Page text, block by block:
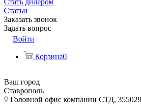
Стать дилером
Статьи
Заказать звонок
Задать вопрос
Войти
Корзина0
Ваш город
Ставрополь
Головной офис компании СТД,